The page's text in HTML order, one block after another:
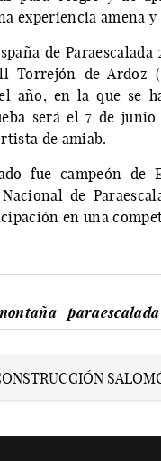
experiencia amena
de
Torrejón de Ardoz
año, en la que se
será el 7 de
de amiab.
fue campeón de
Nacional de
en una
paraescalada